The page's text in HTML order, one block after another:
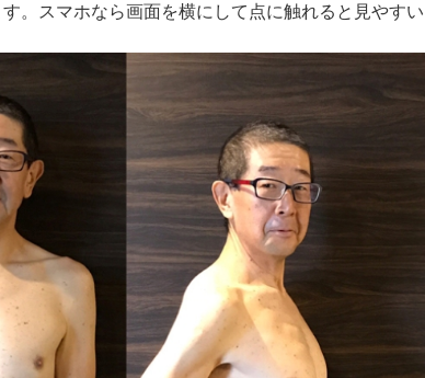
。スマホなら画面を横にして点に触れると見やすい